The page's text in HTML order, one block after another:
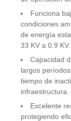
11
12
13
Funciona
condiciones
de energía
33 KV a 0.9 KV.
Capacidad
largos
tiempo de
infraestructura.
Excelente
protegiendo